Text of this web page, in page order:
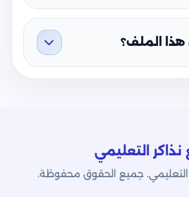
الملف؟
التعليمي